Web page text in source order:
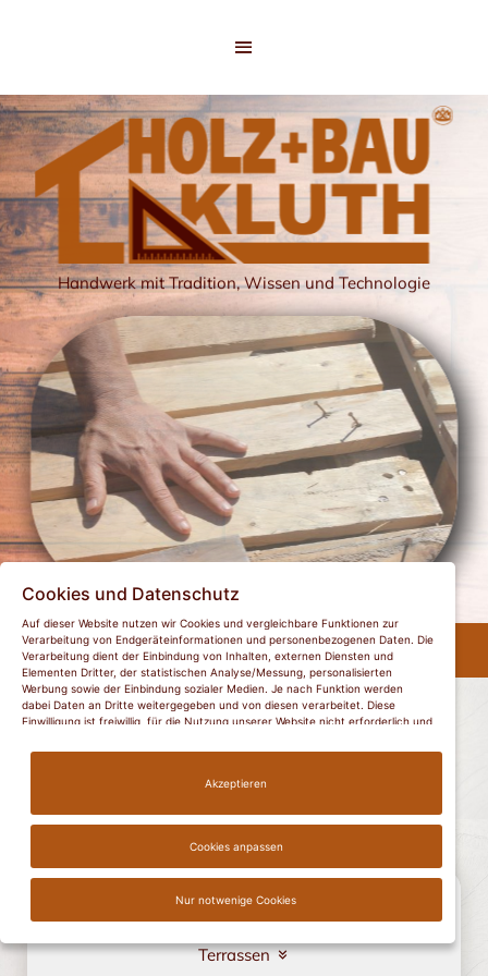
Handwerk mit Tradition, Wissen und Technologie
Holz + Bau | Kluth
Mitglied der Innung „Bauhütte“ zu Schwerin, dem
Bauverband MV e.V. und der Handwerkskammer zu
Schwerin
Leistungen
Holzbau
Terrassen
Cookies und Datenschutz
Auf dieser Website nutzen wir Cookies und vergleichbare Funktionen zur
Verarbeitung von Endgeräteinformationen und personenbezogenen Daten. Die
Verarbeitung dient der Einbindung von Inhalten, externen Diensten und
Elementen Dritter, der statistischen Analyse/Messung, personalisierten
Werbung sowie der Einbindung sozialer Medien. Je nach Funktion werden
dabei Daten an Dritte weitergegeben und von diesen verarbeitet. Diese
Einwilligung ist freiwillig, für die Nutzung unserer Website nicht erforderlich und
Akzeptieren
Cookies anpassen
Nur notwenige Cookies